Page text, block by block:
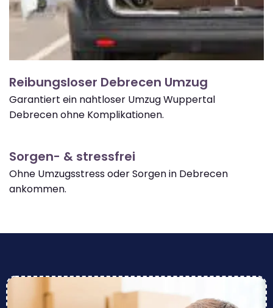
Reibungsloser Debrecen Umzug
Garantiert ein nahtloser Umzug Wuppertal
Debrecen ohne Komplikationen.
Sorgen- & stressfrei
Ohne Umzugsstress oder Sorgen in Debrecen
ankommen.